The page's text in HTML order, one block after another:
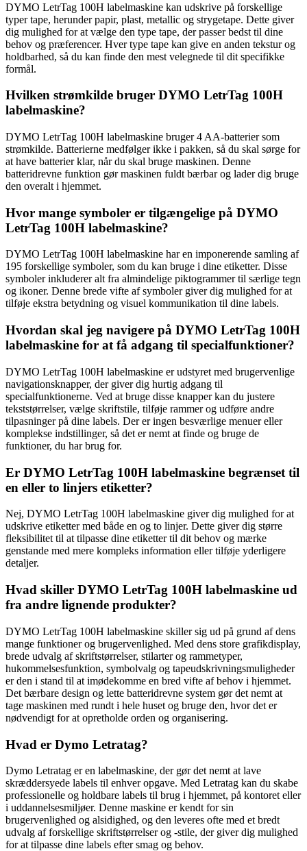
DYMO LetrTag 100H labelmaskine kan udskrive på forskellige
typer tape, herunder papir, plast, metallic og strygetape. Dette giver
dig mulighed for at vælge den type tape, der passer bedst til dine
behov og præferencer. Hver type tape kan give en anden tekstur og
holdbarhed, så du kan finde den mest velegnede til dit specifikke
formål.
Hvilken strømkilde bruger DYMO LetrTag 100H
labelmaskine?
DYMO LetrTag 100H labelmaskine bruger 4 AA-batterier som
strømkilde. Batterierne medfølger ikke i pakken, så du skal sørge for
at have batterier klar, når du skal bruge maskinen. Denne
batteridrevne funktion gør maskinen fuldt bærbar og lader dig bruge
den overalt i hjemmet.
Hvor mange symboler er tilgængelige på DYMO
LetrTag 100H labelmaskine?
DYMO LetrTag 100H labelmaskine har en imponerende samling af
195 forskellige symboler, som du kan bruge i dine etiketter. Disse
symboler inkluderer alt fra almindelige piktogrammer til særlige tegn
og ikoner. Denne brede vifte af symboler giver dig mulighed for at
tilføje ekstra betydning og visuel kommunikation til dine labels.
Hvordan skal jeg navigere på DYMO LetrTag 100H
labelmaskine for at få adgang til specialfunktioner?
DYMO LetrTag 100H labelmaskine er udstyret med brugervenlige
navigationsknapper, der giver dig hurtig adgang til
specialfunktionerne. Ved at bruge disse knapper kan du justere
tekststørrelser, vælge skriftstile, tilføje rammer og udføre andre
tilpasninger på dine labels. Der er ingen besværlige menuer eller
komplekse indstillinger, så det er nemt at finde og bruge de
funktioner, du har brug for.
Er DYMO LetrTag 100H labelmaskine begrænset til
en eller to linjers etiketter?
Nej, DYMO LetrTag 100H labelmaskine giver dig mulighed for at
udskrive etiketter med både en og to linjer. Dette giver dig større
fleksibilitet til at tilpasse dine etiketter til dit behov og mærke
genstande med mere kompleks information eller tilføje yderligere
detaljer.
Hvad skiller DYMO LetrTag 100H labelmaskine ud
fra andre lignende produkter?
DYMO LetrTag 100H labelmaskine skiller sig ud på grund af dens
mange funktioner og brugervenlighed. Med dens store grafikdisplay,
brede udvalg af skriftstørrelser, stilarter og rammetyper,
hukommelsesfunktion, symbolvalg og tapeudskrivningsmuligheder
er den i stand til at imødekomme en bred vifte af behov i hjemmet.
Det bærbare design og lette batteridrevne system gør det nemt at
tage maskinen med rundt i hele huset og bruge den, hvor det er
nødvendigt for at opretholde orden og organisering.
Hvad er Dymo Letratag?
Dymo Letratag er en labelmaskine, der gør det nemt at lave
skræddersyede labels til enhver opgave. Med Letratag kan du skabe
professionelle og holdbare labels til brug i hjemmet, på kontoret eller
i uddannelsesmiljøer. Denne maskine er kendt for sin
brugervenlighed og alsidighed, og den leveres ofte med et bredt
udvalg af forskellige skriftstørrelser og -stile, der giver dig mulighed
for at tilpasse dine labels efter smag og behov.